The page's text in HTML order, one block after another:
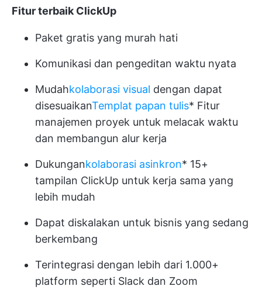
Fitur terbaik ClickUp
Paket gratis yang murah hati
Komunikasi dan pengeditan waktu nyata
Mudahkolaborasi visual dengan dapat
disesuaikanTemplat papan tulis* Fitur
manajemen proyek untuk melacak waktu
dan membangun alur kerja
Dukungankolaborasi asinkron* 15+
tampilan ClickUp untuk kerja sama yang
lebih mudah
Dapat diskalakan untuk bisnis yang sedang
berkembang
Terintegrasi dengan lebih dari 1.000+
platform seperti Slack dan Zoom